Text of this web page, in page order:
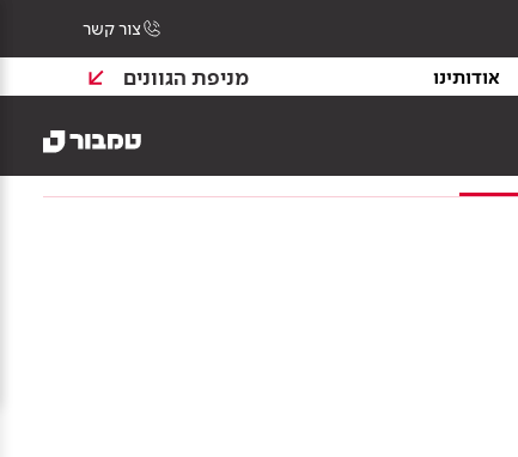
צור קשר
אודותינו מניפת הגוונים